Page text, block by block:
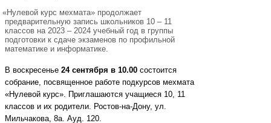
«Нулевой курс мехмата» продолжает
предварительную запись школьников 10 – 11
классов на 2023 – 2024 учебный год в группы
подготовки к сдаче экзаменов по профильной
математике и информатике.
В воскресенье 24сентября в 10.00 состоится
собрание, посвященное работе подкурсов мехмата
«Нулевой курс». Приглашаются учащиеся 10, 11
классов и их родители. Ростов-​на-​Дону, ул.
Мильчакова, 8а. Ауд. 120.